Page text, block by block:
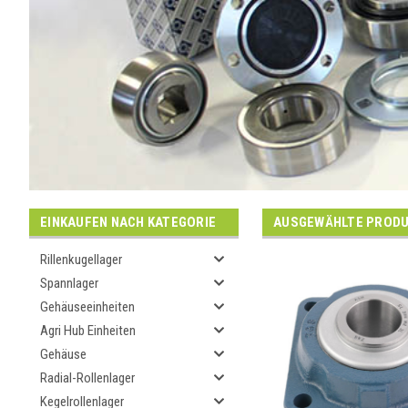
EINKAUFEN NACH KATEGORIE
Rillenkugellager
Spannlager
Gehäuseeinheiten
Agri Hub Einheiten
Gehäuse
Radial-Rollenlager
Kegelrollenlager
AUSGEWÄHLTE